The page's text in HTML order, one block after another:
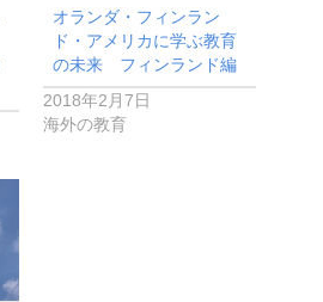
オランダ・フィンラン
ド・アメリカに学ぶ教育
の未来 フィンランド編
2018年2月7日
海外の教育